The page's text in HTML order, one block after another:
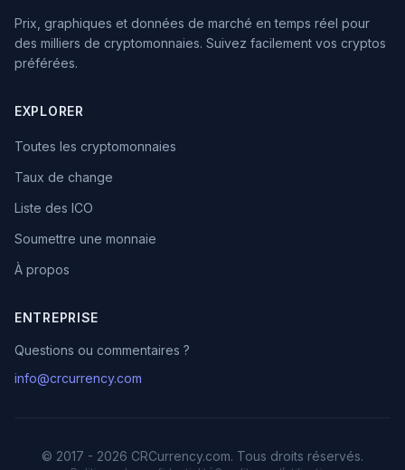
Prix, graphiques et données de marché en temps réel pour
des milliers de cryptomonnaies. Suivez facilement vos cryptos
préférées.
EXPLORER
Toutes les cryptomonnaies
Taux de change
Liste des ICO
Soumettre une monnaie
À propos
ENTREPRISE
Questions ou commentaires ?
info@crcurrency.com
© 2017 - 2026 CRCurrency.com. Tous droits réservés.